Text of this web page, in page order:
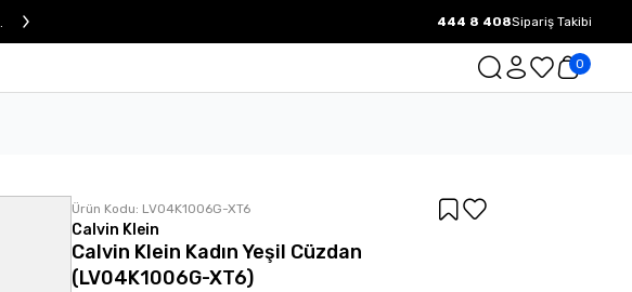
1000 TL ve üzeri Ücretsiz Kargo.
444 8 408Sipariş Takibi
0
Ürün Kodu: LV04K1006G-XT6
Calvin Klein
Calvin Klein Kadın Yeşil Cüzdan
(LV04K1006G-XT6)